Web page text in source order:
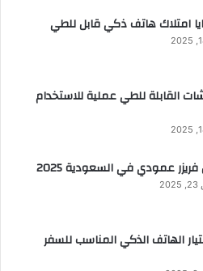
امتلاك هاتف ذكي قابل للطي
القابلة للطي عملية للاستخدام
الهاتف الذكي المناسب للسفر